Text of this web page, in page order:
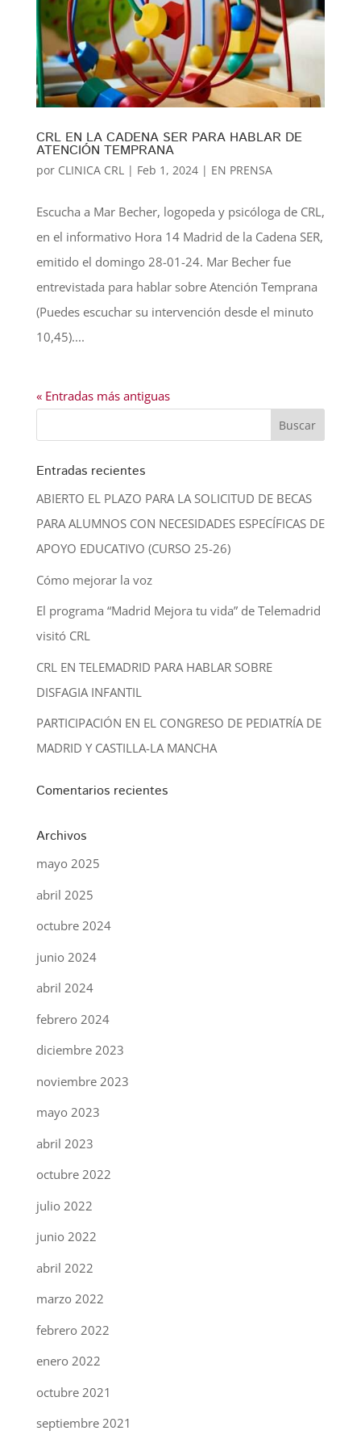
CRL EN LA CADENA SER PARA HABLAR DE
ATENCIÓN TEMPRANA
por CLINICA CRL| Feb 1, 2024| EN PRENSA
Escucha a Mar Becher, logopeda y psicóloga de CRL,
en el informativo Hora 14 Madrid de la Cadena SER,
emitido el domingo 28-01-24. Mar Becher fue
entrevistada para hablar sobre Atención Temprana
(Puedes escuchar su intervención desde el minuto
10,45)....
« Entradas más antiguas
Entradas recientes
ABIERTO EL PLAZO PARA LA SOLICITUD DE BECAS
PARA ALUMNOS CON NECESIDADES ESPECÍFICAS DE
APOYO EDUCATIVO (CURSO 25-26)
Cómo mejorar la voz
El programa “Madrid Mejora tu vida” de Telemadrid
visitó CRL
CRL EN TELEMADRID PARA HABLAR SOBRE
DISFAGIA INFANTIL
PARTICIPACIÓN EN EL CONGRESO DE PEDIATRÍA DE
MADRID Y CASTILLA-LA MANCHA
Comentarios recientes
Archivos
mayo 2025
abril 2025
octubre 2024
junio 2024
abril 2024
febrero 2024
diciembre 2023
noviembre 2023
mayo 2023
abril 2023
octubre 2022
julio 2022
junio 2022
abril 2022
marzo 2022
febrero 2022
enero 2022
octubre 2021
septiembre 2021